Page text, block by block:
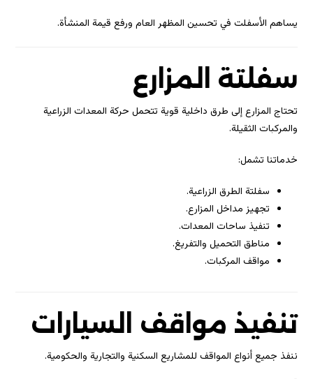
يساهم الأسفلت في تحسين المظهر العام ورفع قيمة المنشأة.
سفلتة المزارع
تحتاج المزارع إلى طرق داخلية قوية تتحمل حركة المعدات الزراعية
والمركبات الثقيلة.
خدماتنا تشمل:
سفلتة الطرق الزراعية.
تجهيز مداخل المزارع.
تنفيذ ساحات المعدات.
مناطق التحميل والتفريغ.
مواقف المركبات.
تنفيذ مواقف السيارات
ننفذ جميع أنواع المواقف للمشاريع السكنية والتجارية والحكومية.